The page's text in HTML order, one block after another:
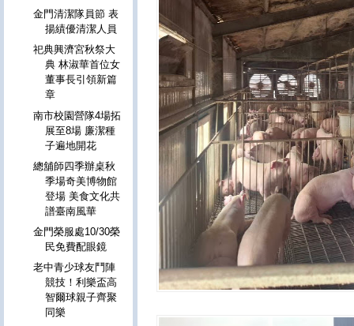
金門清潔隊員節 表
揚績優清潔人員
祀典興濟宮秋祭大
典 林淑華首位女
董事長引領新篇
章
南市校園營隊4場拓
展至8場 廉潔種
子遍地開花
總舖師四季辦桌秋
季場奇美博物館
登場 美食文化共
譜臺南風華
金門榮服處10/30榮
民免費配眼鏡
老中青少球友鬥陣
競技！利樂盃高
智爾球親子齊聚
同樂